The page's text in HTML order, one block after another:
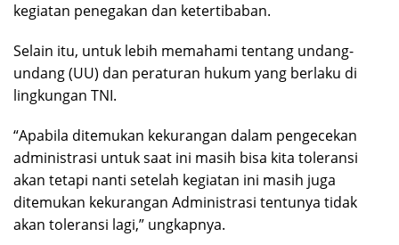
kegiatan penegakan dan ketertibaban.
Selain itu, untuk lebih memahami tentang undang-
undang (UU) dan peraturan hukum yang berlaku di
lingkungan TNI.
“Apabila ditemukan kekurangan dalam pengecekan
administrasi untuk saat ini masih bisa kita toleransi
akan tetapi nanti setelah kegiatan ini masih juga
ditemukan kekurangan Administrasi tentunya tidak
akan toleransi lagi,” ungkapnya.